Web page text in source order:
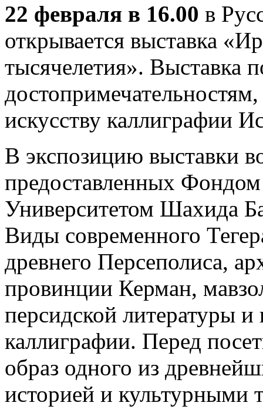
22 февраля в 16.00 в
открывается выставка
тысячелетия». Выставка
искусству каллиграфии
В экспозицию выставки
предоставленных
Университетом Шахида
Виды современного
древнего Персеполиса,
провинции Керман,
персидской литературы
каллиграфии. Перед
образ одного из
историей и культурными